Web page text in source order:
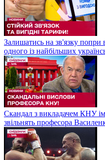
Залишатись на зв'язку попри
одного із найбільших
Скандал з викладачем КНУ
звільнять професора